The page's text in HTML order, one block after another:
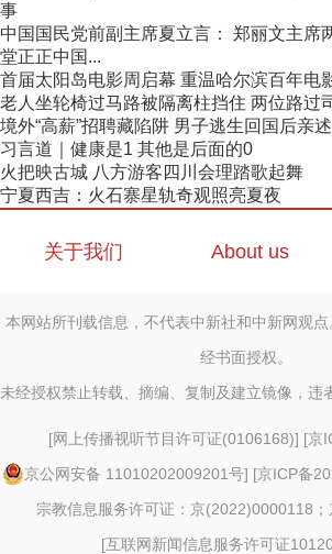
事
中国国民党前副主席夏立言： 郑丽文主席
堂正正中国...
首届太阳岛电影周启幕 重温哈尔滨百年电
老人坐轮椅过马路被隔离柱挡住 两位路过
境外“高薪”招聘藏陷阱 男子逃生回国后亲
习言道｜健康是1 其他是后面的0
火把映古城 八方游客四川会理踏歌起舞
宁夏西吉：火石寨星轨奇观照亮夏夜
关于我们 About us
本网站所刊载信息，不代表中新社和中新网观
经书面授权。
未经授权禁止转载、摘编、复制及建立镜像，违
[网上传播视听节目许可证(0106168)] [京
京公网安备 11010202009201号] [京ICP备
宗教信息服务许可证：京(2022)0000118
[互联网新闻信息服务许可证